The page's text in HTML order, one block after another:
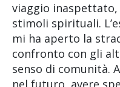
viaggio
stimoli spirituali.
mi ha aperto la
confronto con gli
senso di comunità.
nel futuro, avere